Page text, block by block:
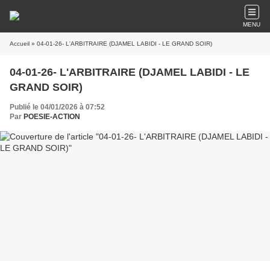
MENU
Accueil » 04-01-26- L'ARBITRAIRE (DJAMEL LABIDI - LE GRAND SOIR)
04-01-26- L'ARBITRAIRE (DJAMEL LABIDI - LE
GRAND SOIR)
Publié le 04/01/2026 à 07:52
Par POESIE-ACTION